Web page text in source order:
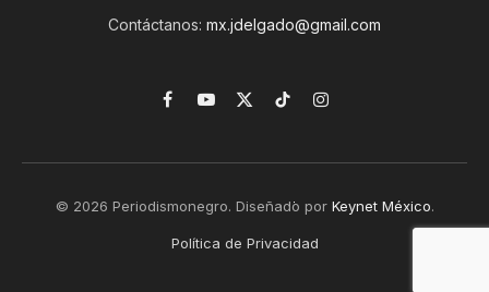
Contáctanos: mx.jdelgado@gmail.com
Facebook
YouTube
X
TikTokInstagram
© 2026 Periodismonegro. Diseñado por Keynet México.
Política de Privacidad